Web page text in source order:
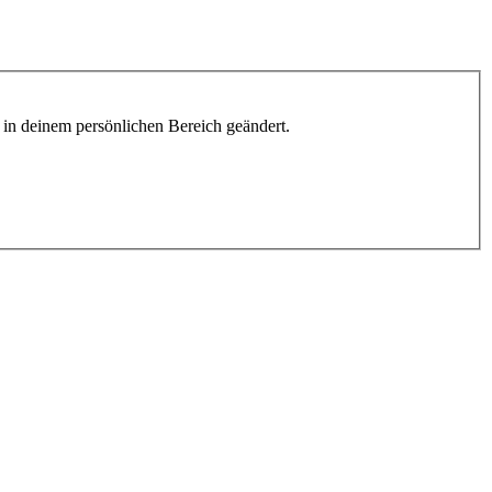
deinem persönlichen Bereich geändert.